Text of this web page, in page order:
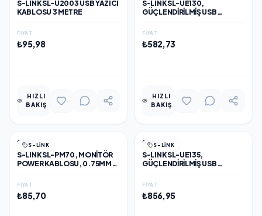
S-LINK SL-U2003 USB YAZICI
KABLOSU 3 METRE
FIYAT
₺95,98
HIZLI
BAKIŞ
S-LINK SL-UE130,
GÜÇLENDIRILMIŞ USB
FIYAT
₺582,73
HIZLI
BAKIŞ
S-LINK
GENEL
S-LINK SL-PM70, MONITÖR
POWER KABLOSU, 0.75MM,
FIYAT
₺85,70
S-LINK
GENEL
S-LINK SL-UE135,
GÜÇLENDIRILMIŞ USB
FIYAT
₺856,95